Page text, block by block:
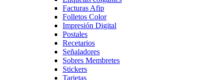
Facturas Afip
Folletos Color
Impresión Digital
Postales
Recetarios
Señaladores
Sobres Membretes
Stickers
Tarjetas